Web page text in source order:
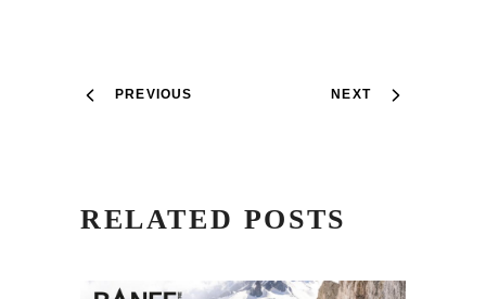
PREVIOUS NEXT
RELATED POSTS